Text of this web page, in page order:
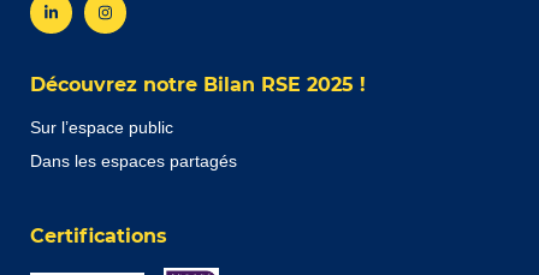
Découvrez notre Bilan RSE 2025 !
Sur l’espace public
Dans les espaces partagés
Certifications